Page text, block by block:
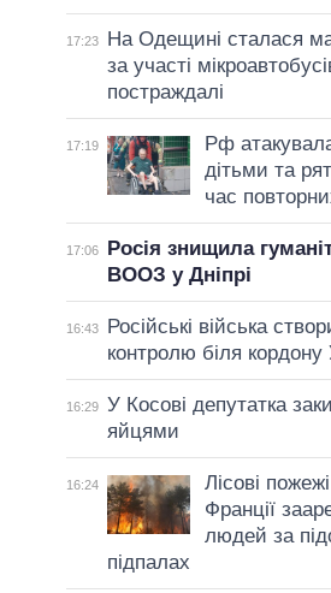
17:23
На Одещині сталася
за участі
постраждалі
17:19
Рф
дітьми та
час
17:06
Росія знищила
ВООЗ у Дніпрі
16:43
Російські війська
контролю біля кордону
16:29 У Косові депутатка
яйцями
16:24
Лісові
Франції
людей за
підпалах